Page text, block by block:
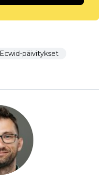
Ecwid-päivitykset